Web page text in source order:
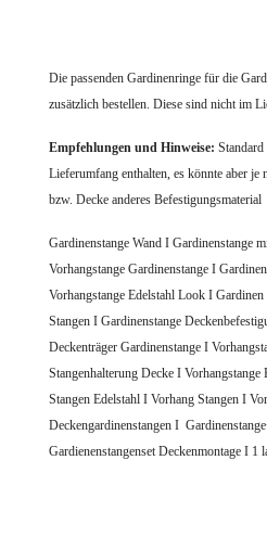
Die passenden Gardinenringe für die
zusätzlich bestellen. Diese sind nicht im
Empfehlungen und Hinweise:
Lieferumfang enthalten, es könnte aber je
bzw. Decke anderes
Gardinenstange Wand I Gardinenstange
Vorhangstange Gardinenstange I
Vorhangstange Edelstahl Look I
Stangen I Gardinenstange
Deckenträger Gardinenstange I
Stangenhalterung Decke I Vorhangstange
Stangen Edelstahl I Vorhang Stangen I
Deckengardinenstangen I
Gardienenstangenset Deckenmontage I 1